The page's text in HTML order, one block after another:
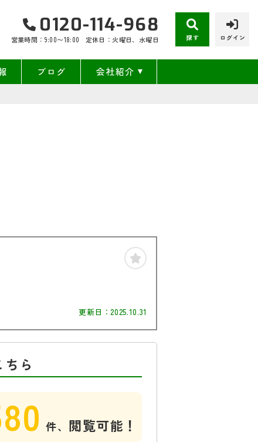
0120-114-968
営業時間：9:00〜18:00 定休日：火曜日、水曜日 探す ログイン
ブログ 会社紹介
更新日：2025.10.31
ら
件、 閲覧可能！